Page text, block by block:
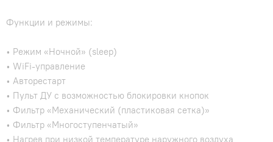
Функции и режимы:
• Режим «Ночной» (sleep)
• WiFi-управление
• Авторестарт
• Пульт ДУ с возможностью блокировки кнопок
• Фильтр «Механический (пластиковая сетка)»
• Фильтр «Многоступенчатый»
• Нагрев при низкой температуре наружного воздуха